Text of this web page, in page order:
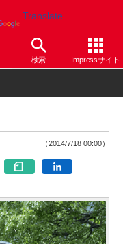
Translate
検索 Impressサイト
（2014/7/18 00:00）